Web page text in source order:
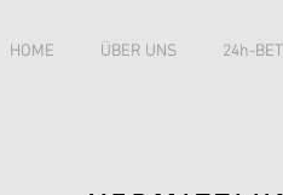
HOME ÜBER UNS 24h-